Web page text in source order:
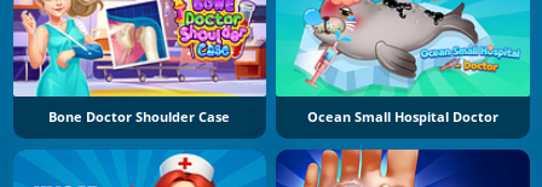
Bone Doctor Shoulder Case Ocean Small Hospital Doctor